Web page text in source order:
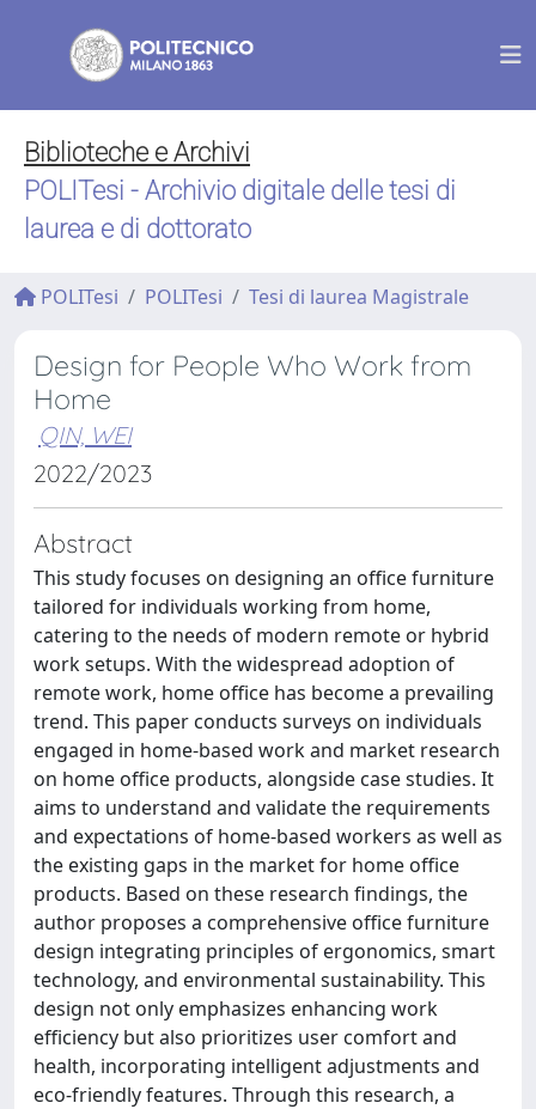
Biblioteche e Archivi
POLITesi - Archivio digitale delle tesi di
laurea e di dottorato
POLITesi POLITesi Tesi di laurea Magistrale
Design for People Who Work from
Home
QIN, WEI
2022/2023
Abstract
This study focuses on designing an office furniture
tailored for individuals working from home,
catering to the needs of modern remote or hybrid
work setups. With the widespread adoption of
remote work, home office has become a prevailing
trend. This paper conducts surveys on individuals
engaged in home-based work and market research
on home office products, alongside case studies. It
aims to understand and validate the requirements
and expectations of home-based workers as well as
the existing gaps in the market for home office
products. Based on these research findings, the
author proposes a comprehensive office furniture
design integrating principles of ergonomics, smart
technology, and environmental sustainability. This
design not only emphasizes enhancing work
efficiency but also prioritizes user comfort and
health, incorporating intelligent adjustments and
eco-friendly features. Through this research, a